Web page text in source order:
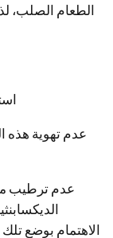
الطعام الصلب،
6-
الاهتمام بوضع